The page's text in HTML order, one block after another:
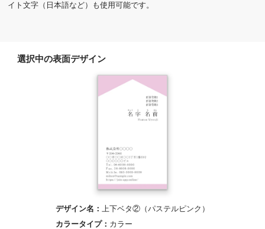
イト文字（日本語など）も使用可能です。
選択中の表面デザイン
デザイン名：
上下ベタ②（パステルピンク）
カラータイプ： カラー